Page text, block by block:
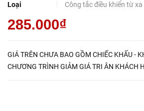
Loại
Công tắc điều khiển từ xa
285.000₫
GIÁ TRÊN CHƯA BAO GỒM CHIẾC KHẤU -
CHƯƠNG TRÌNH GIẢM GIÁ TRI ÂN KHÁCH